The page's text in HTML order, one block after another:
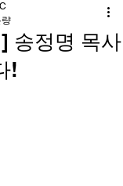
송정명 목사
!